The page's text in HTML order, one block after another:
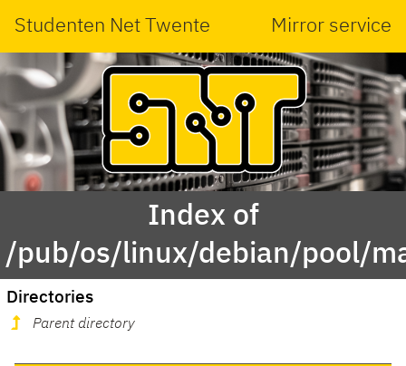
Studenten Net Twente Mirror service
Index of
/pub/os/linux/debian/pool/
Directories
Parent directory